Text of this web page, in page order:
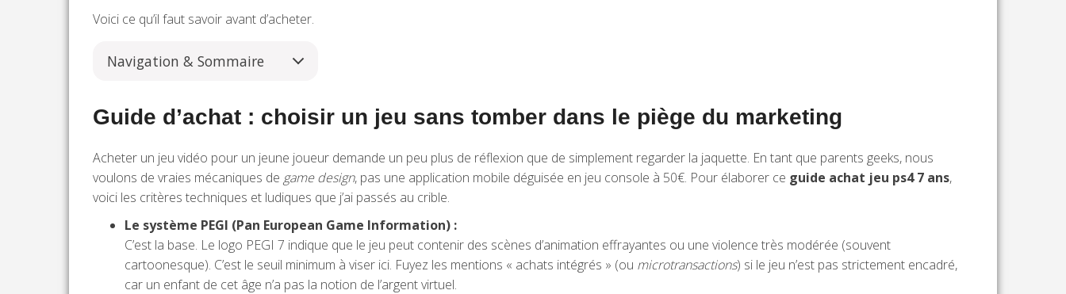
Voici ce qu’il faut savoir avant d’acheter.
Navigation & Sommaire
Guide d’achat : choisir un jeu sans tomber dans le piège du marketing
Acheter un jeu vidéo pour un jeune joueur demande un peu plus de réflexion que de simplement regarder la jaquette. En tant que parents geeks, nous
voulons de vraies mécaniques de game design, pas une application mobile déguisée en jeu console à 50€. Pour élaborer ce guide achat jeu ps4 7 ans,
voici les critères techniques et ludiques que j’ai passés au crible.
Le système PEGI (Pan European Game Information) :
C’est la base. Le logo PEGI 7 indique que le jeu peut contenir des scènes d’animation effrayantes ou une violence très modérée (souvent
cartoonesque). C’est le seuil minimum à viser ici. Fuyez les mentions « achats intégrés » (ou microtransactions) si le jeu n’est pas strictement encadré,
car un enfant de cet âge n’a pas la notion de l’argent virtuel.